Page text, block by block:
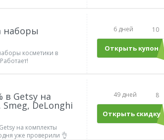
наборы
косметики в
6 дней 10
Открыть купон
ecom
в Getsy на
DeLonghi
на комплекты
уже проверили 👌
49 дней 8
Открыть скидку